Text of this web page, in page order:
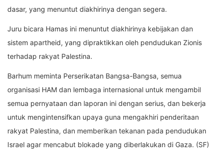
dasar, yang menuntut diakhirinya dengan segera.
Juru bicara Hamas ini menuntut diakhirinya kebijakan dan
sistem apartheid, yang dipraktikkan oleh pendudukan Zionis
terhadap rakyat Palestina.
Barhum meminta Perserikatan Bangsa-Bangsa, semua
organisasi HAM dan lembaga internasional untuk mengambil
semua pernyataan dan laporan ini dengan serius, dan bekerja
untuk mengintensifkan upaya guna mengakhiri penderitaan
rakyat Palestina, dan memberikan tekanan pada pendudukan
Israel agar mencabut blokade yang diberlakukan di Gaza. (SF)